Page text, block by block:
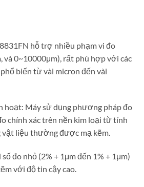
hỗ trợ nhiều phạm vi đo
và 0~10000μm), rất phù hợp với các
biến từ vài micron đến vài
hoạt: Máy sử dụng phương pháp đo
chính xác trên nền kim loại từ tính
vật liệu thường được mạ kẽm.
đo nhỏ (2% + 1μm đến 1% + 1μm)
với độ tin cậy cao.